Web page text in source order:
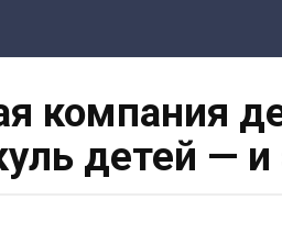
компания
детей — и